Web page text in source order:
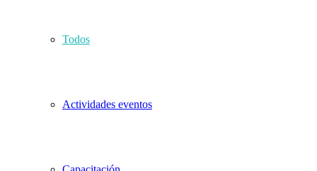
Todos
Actividades eventos